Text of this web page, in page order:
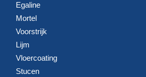
Egaline
Mortel
Voorstrijk
Lijm
Vloercoating
Stucen